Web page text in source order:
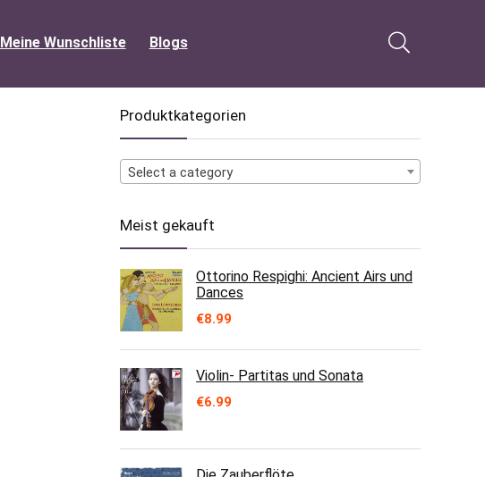
Meine Wunschliste Blogs
Produktkategorien
Select a category
Meist gekauft
Ottorino Respighi: Ancient Airs und
Dances
€8.99
Violin- Partitas und Sonata
€6.99